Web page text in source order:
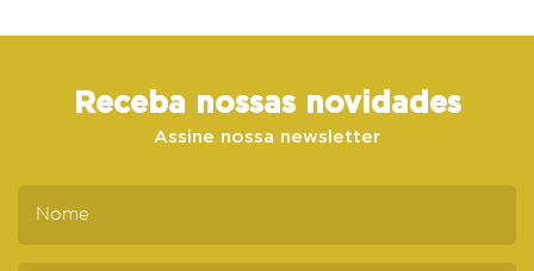
Receba nossas novidades
Assine nossa newsletter